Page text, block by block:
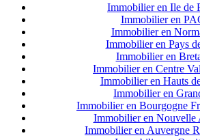
Immobilier en Ile de
Immobilier en
Immobilier en
Immobilier en Pays
Immobilier en
Immobilier en Centre
Immobilier en Hauts
Immobilier en
Immobilier en Bourgogne
Immobilier en Nouvelle
Immobilier en Auvergne